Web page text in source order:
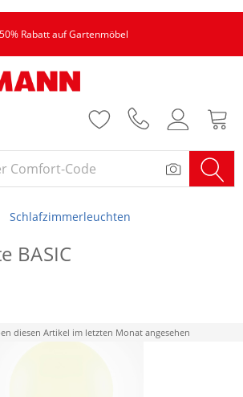
50% Rabatt auf Gartenmöbel
Schlafzimmerleuchten
BASIC
diesen Artikel im letzten Monat angesehen